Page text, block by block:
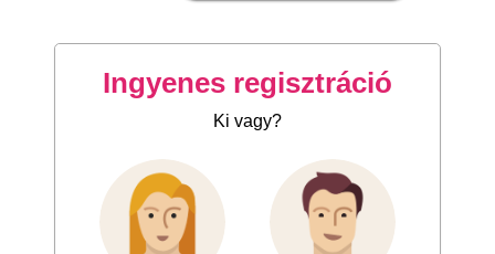
Ingyenes regisztráció
Ki vagy?